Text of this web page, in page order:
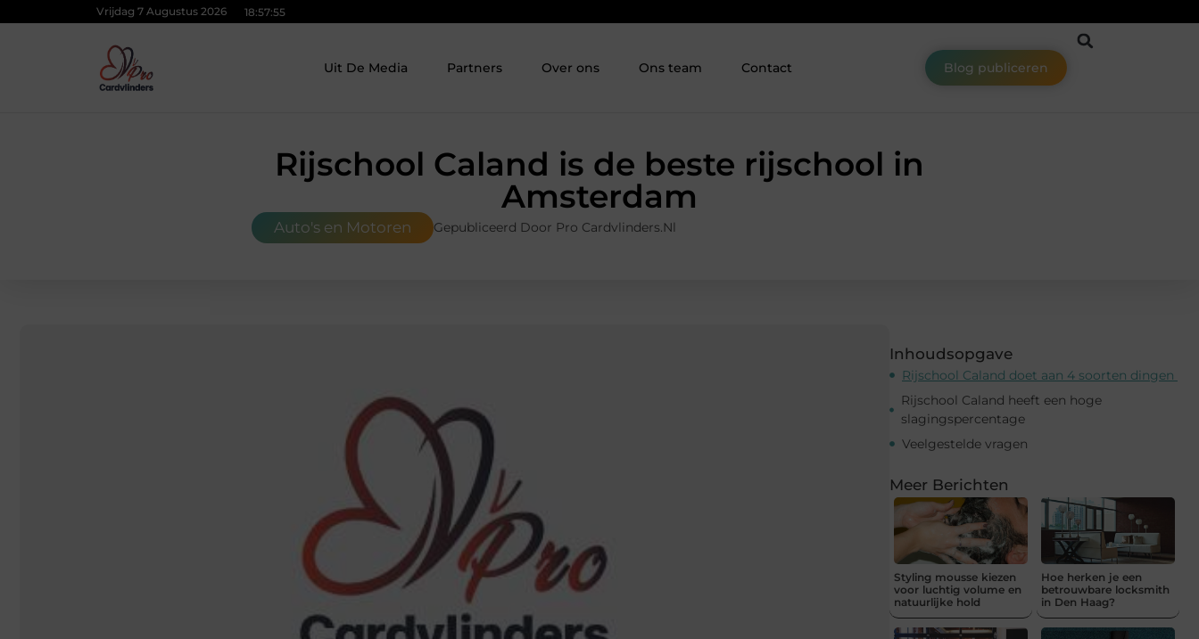
Vrijdag 7 Augustus 2026 18:57:56
Uit De Media Partners Over ons Ons team Contact Blog publiceren
Rijschool Caland is de beste rijschool in
Amsterdam
Auto's en Motoren Gepubliceerd Door Pro Cardvlinders.nl
Inhoudsopgave
Rijschool Caland doet aan 4 soorten dingen
Rijschool Caland heeft een hoge
slagingspercentage
Veelgestelde vragen
Meer Berichten
Styling mousse kiezen
voor luchtig volume en
natuurlijke hold
Hoe herken je een
betrouwbare locksmith
in Den Haag?